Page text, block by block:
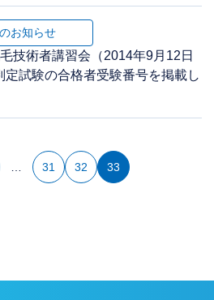
お知らせ
技術者講習会（2014年9月12日
定試験の合格者受験番号を掲載し
31 32 33